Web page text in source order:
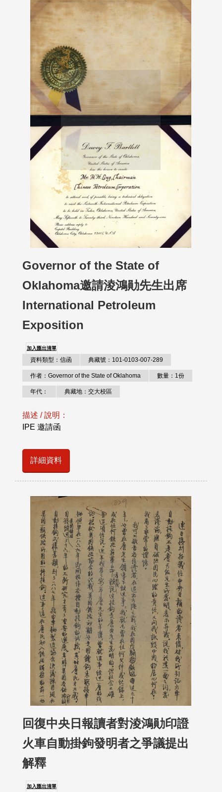
Governor of the State of
Oklahoma邀請淩鴻勛先生出席
International Petroleum
Exposition
加入匯出清單
資料類型：信函 典藏號：101-0103-007-289
作者：Governor of the State of Oklahoma 數量：1份
年代： 典藏地：交大校區
描述 / 說明：
IPE 邀請函
詳細資料
回復中央日報讀者對淩鴻勛印證
火車自動掛鉤發明者之爭議提出
解釋
加入匯出清單